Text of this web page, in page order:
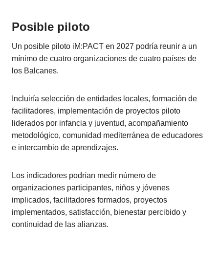
Posible piloto
Un posible piloto iM:PACT en 2027 podría reunir a un
mínimo de cuatro organizaciones de cuatro países de
los Balcanes.
Incluiría selección de entidades locales, formación de
facilitadores, implementación de proyectos piloto
liderados por infancia y juventud, acompañamiento
metodológico, comunidad mediterránea de educadores
e intercambio de aprendizajes.
Los indicadores podrían medir número de
organizaciones participantes, niños y jóvenes
implicados, facilitadores formados, proyectos
implementados, satisfacción, bienestar percibido y
continuidad de las alianzas.